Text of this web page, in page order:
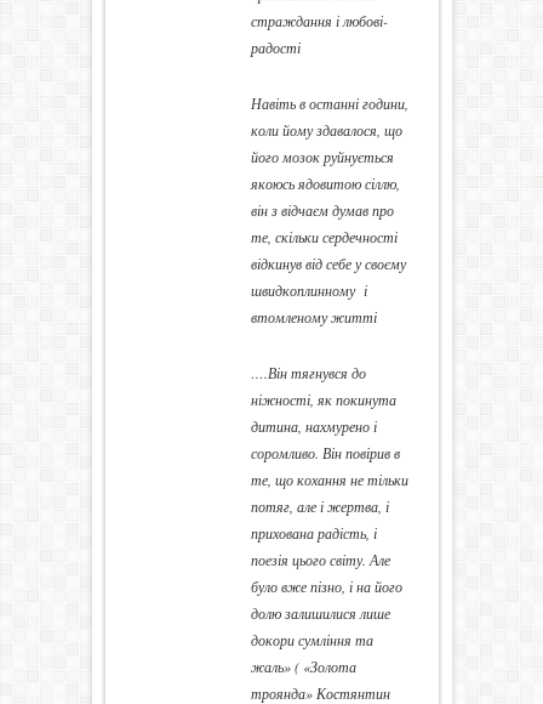
страждання і любові-
радості
Навіть в останні години,
коли йому здавалося, що
його мозок руйнується
якоюсь ядовитою сіллю,
він з відчаєм думав про
те, скільки сердечності
відкинув від себе у своєму
швидкоплинному і
втомленому житті
….Він тягнувся до
ніжності, як покинута
дитина, нахмурено і
соромливо. Він повірив в
те, що кохання не тільки
потяг, але і жертва, і
прихована радість, і
поезія цього світу. Але
було вже пізно, і на його
долю залишилися лише
докори сумління та
жаль» ( «Золота
троянда» Костянтин